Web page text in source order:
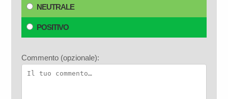
NEUTRALE
POSITIVO
Commento (opzionale):